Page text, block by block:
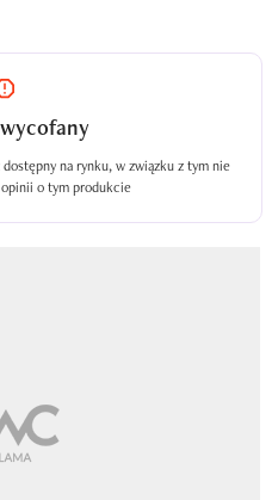
na rynku, w związku z tym nie
o tym produkcie